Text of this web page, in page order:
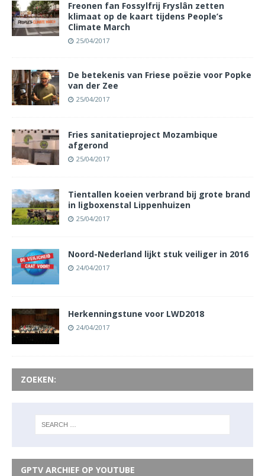
Freonen fan Fossylfrij Fryslân zetten
klimaat op de kaart tijdens People’s
Climate March
25/04/2017
De betekenis van Friese poëzie voor Popke
van der Zee
25/04/2017
Fries sanitatieproject Mozambique
afgerond
25/04/2017
Tientallen koeien verbrand bij grote brand
in ligboxenstal Lippenhuizen
25/04/2017
Noord-Nederland lijkt stuk veiliger in 2016
24/04/2017
Herkenningstune voor LWD2018
24/04/2017
ZOEKEN:
GPTV ARCHIEF OP YOUTUBE